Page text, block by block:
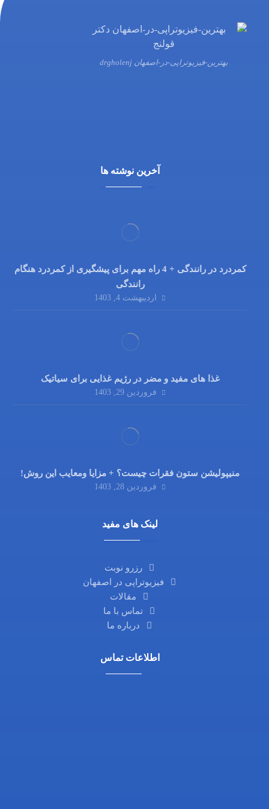
بهترین-فیزیوتراپی-در-اصفهان drgholenj
آخرین نوشته ها
کمردرد در رانندگی + 4 راه مهم برای پیشگیری از کمردرد هنگام
رانندگی
اردیبهشت 4, 1403
غذا های مفید و مضر در رژیم غذایی برای سیاتیک
فروردین 29, 1403
منیپولیشن ستون فقرات چیست؟ + مزایا ومعایب این روش!
فروردین 28, 1403
لینک های مفید
رزرو نوبت
فیزیوتراپی در اصفهان
مقالات
تماس با ما
درباره ما
اطلاعات تماس